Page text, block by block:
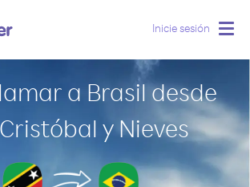
Inicie sesión
a Brasil desde
y Nieves